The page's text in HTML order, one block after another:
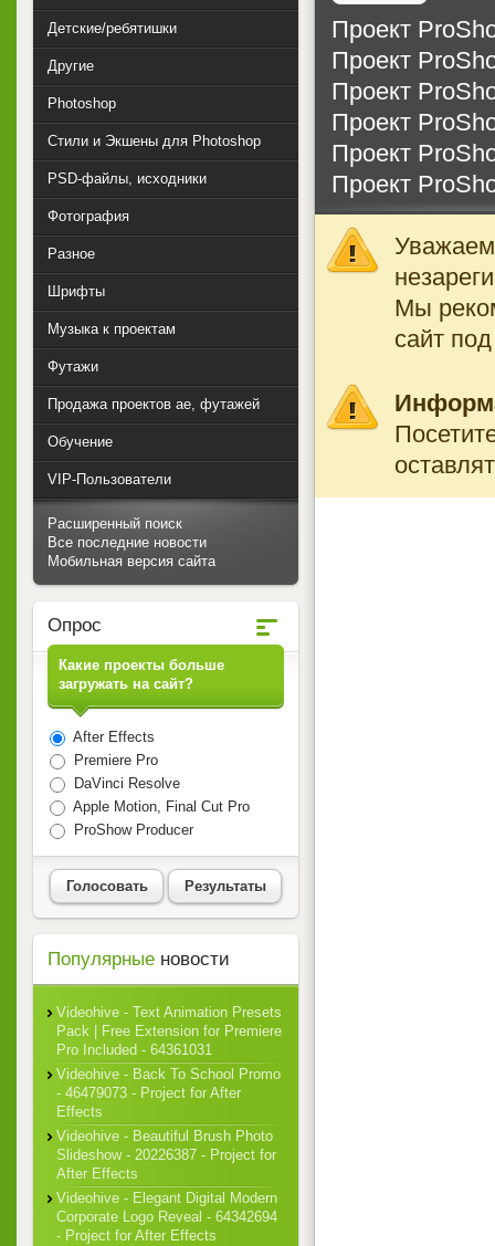
Проект
Проект
Проект
Проект
Проект
Проект
Мы
сайт
Детские/ребятишки
Другие
Photoshop
Стили и Экшены для Photoshop
PSD-файлы, исходники
Фотография
Разное
Шрифты
Музыка к проектам
Футажи
Продажа проектов ae, футажей
Обучение
VIP-Пользователи
Расширенный поиск
Все последние новости
Мобильная версия сайта
Опрос
Какие проекты больше
загружать на сайт?
After Effects
Premiere Pro
DaVinci Resolve
Apple Motion, Final Cut Pro
ProShow Producer
Голосовать Результаты
Популярные новости
Videohive - Text Animation Presets
Pack | Free Extension for Premiere
Pro Included - 64361031
Videohive - Back To School Promo
- 46479073 - Project for After
Effects
Videohive - Beautiful Brush Photo
Slideshow - 20226387 - Project for
After Effects
Videohive - Elegant Digital Modern
Corporate Logo Reveal - 64342694
- Project for After Effects